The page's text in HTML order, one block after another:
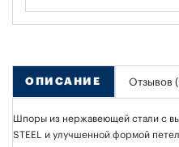
ОПИСАНИЕ Отзывов
Шпоры из нержавеющей стали с
STEEL и улучшенной формой